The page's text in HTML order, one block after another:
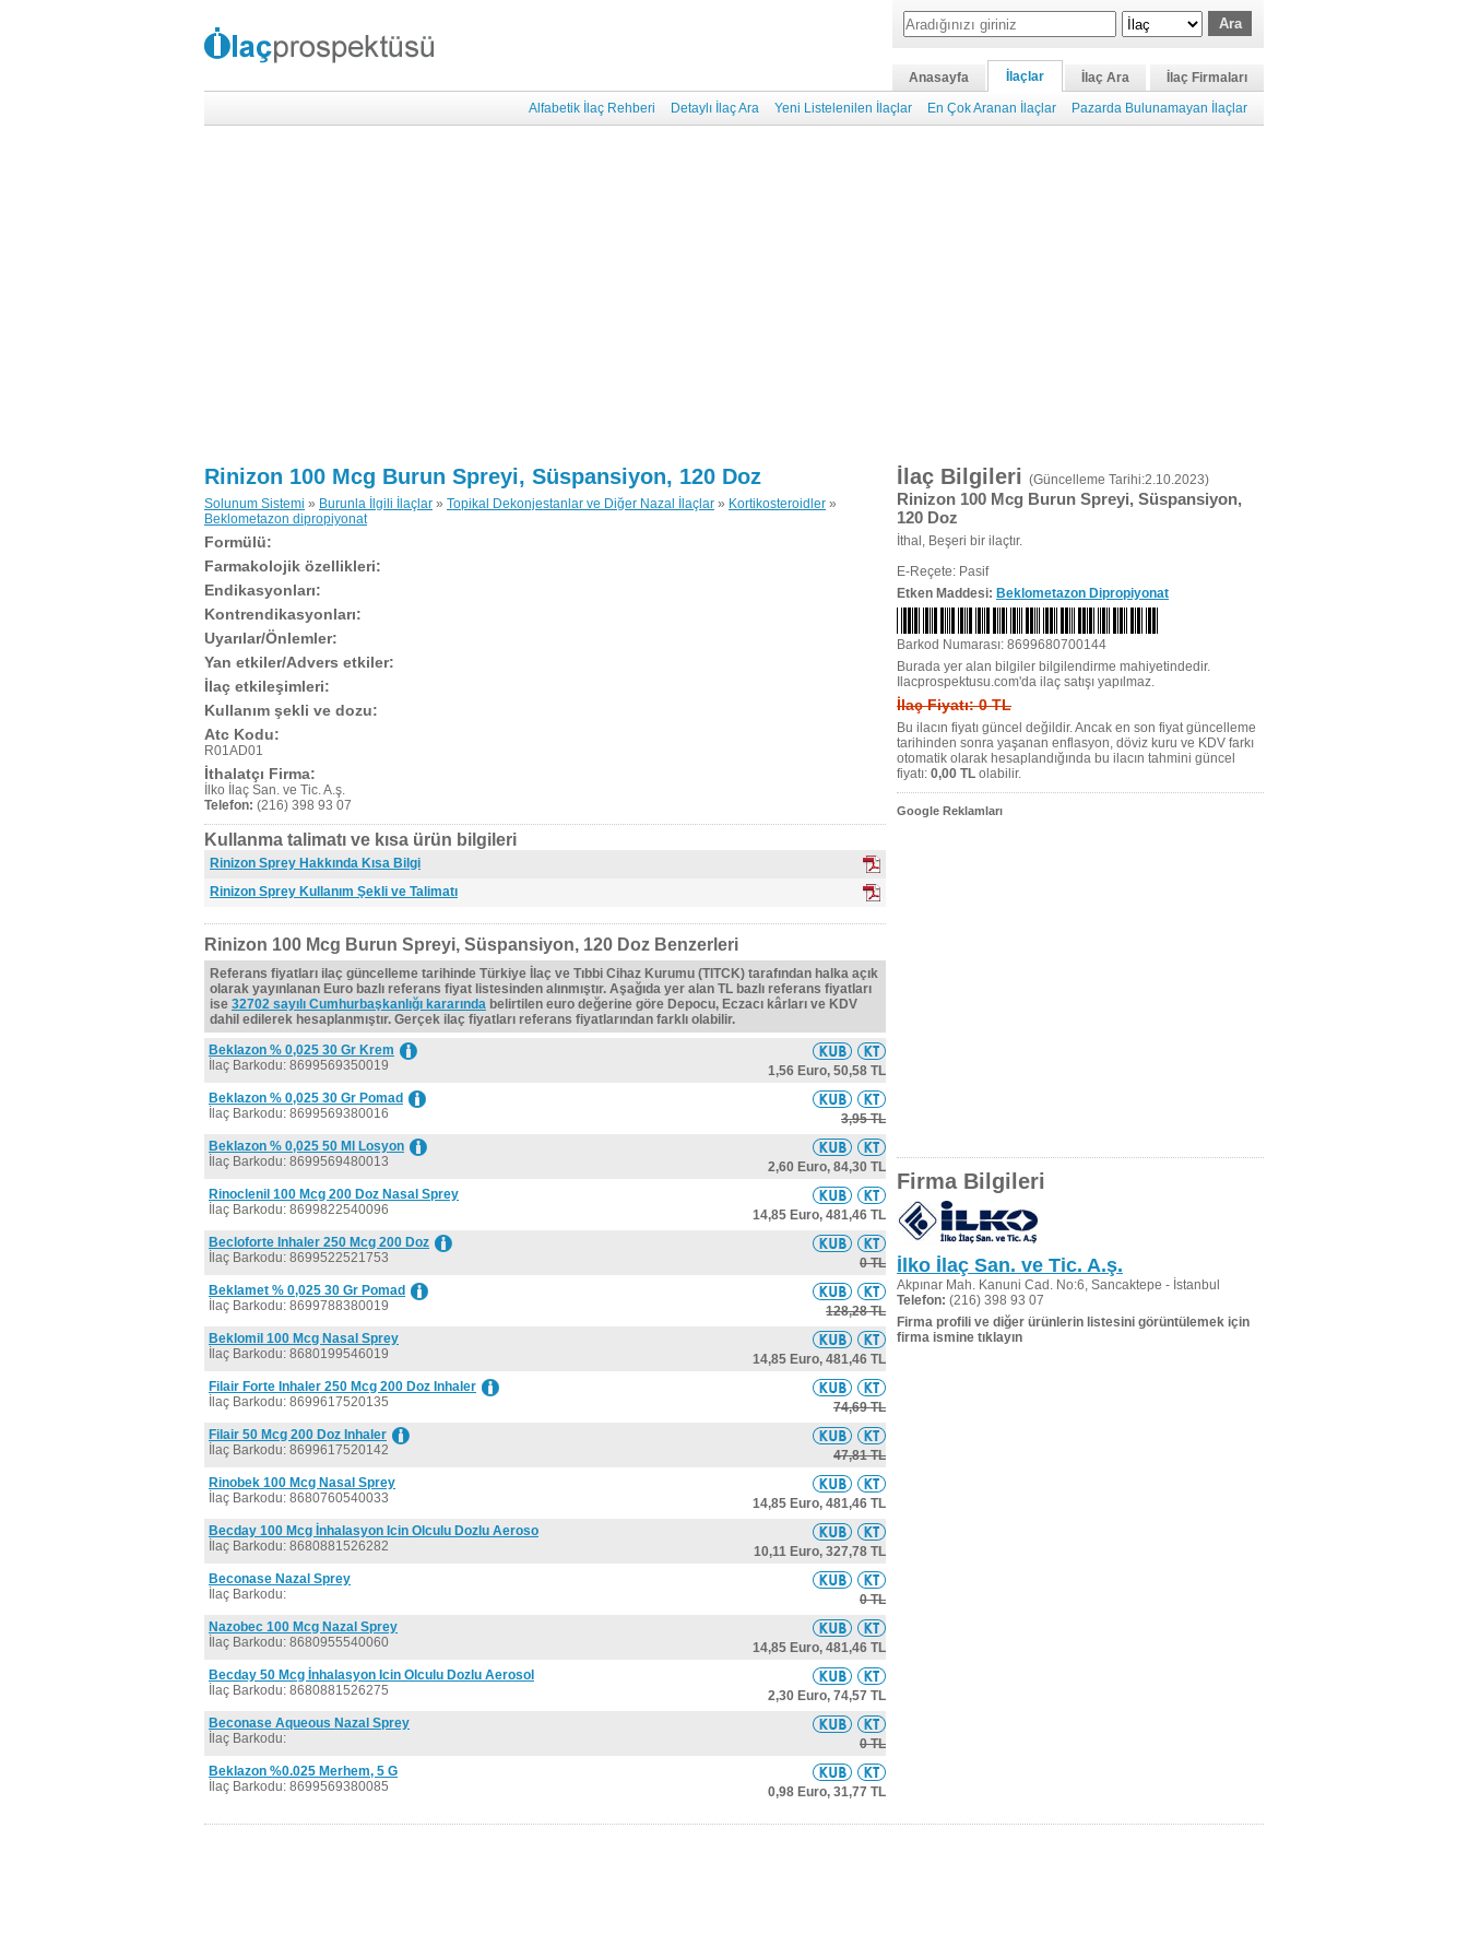
Anasayfa İlaçlar İlaç Ara
İlaç Firmaları
Alfabetik İlaç Rehberi
Detaylı İlaç Ara Yeni Listelenilen İlaçlar En Çok Aranan İlaçlar Pazarda Bulunamayan İlaçlar
Rinizon 100 Mcg Burun Spreyi, Süspansiyon, 120 Doz
Solunum Sistemi » Burunla İlgili İlaçlar » Topikal Dekonjestanlar ve Diğer Nazal İlaçlar » Kortikosteroidler »
Beklometazon dipropiyonat
Formülü:
Farmakolojik özellikleri:
Endikasyonları:
Kontrendikasyonları:
Uyarılar/Önlemler:
Yan etkiler/Advers etkiler:
İlaç etkileşimleri:
Kullanım şekli ve dozu:
Atc Kodu:
R01AD01
İthalatçı Firma:
İlko İlaç San. ve Tic. A.ş.
Telefon: (216) 398 93 07
Kullanma talimatı ve kısa ürün bilgileri
Rinizon Sprey Hakkında Kısa Bilgi
Rinizon Sprey Kullanım Şekli ve Talimatı
Rinizon 100 Mcg Burun Spreyi, Süspansiyon, 120 Doz Benzerleri
Referans fiyatları ilaç güncelleme tarihinde Türkiye İlaç ve Tıbbi Cihaz Kurumu (TITCK) tarafından halka açık
olarak yayınlanan Euro bazlı referans fiyat listesinden alınmıştır. Aşağıda yer alan TL bazlı referans fiyatları
ise 32702 sayılı Cumhurbaşkanlığı kararında belirtilen euro değerine göre Depocu, Eczacı kârları ve KDV
dahil edilerek hesaplanmıştır. Gerçek ilaç fiyatları referans fiyatlarından farklı olabilir.
Beklazon % 0,025 30 Gr Krem
İlaç Barkodu: 8699569350019
1,56 Euro, 50,58 TL
Beklazon % 0,025 30 Gr Pomad
İlaç Barkodu: 8699569380016
3,95 TL
Beklazon % 0,025 50 Ml Losyon
İlaç Barkodu: 8699569480013
2,60 Euro, 84,30 TL
Rinoclenil 100 Mcg 200 Doz Nasal Sprey
İlaç Barkodu: 8699822540096
14,85 Euro, 481,46 TL
Becloforte Inhaler 250 Mcg 200 Doz
İlaç Barkodu: 8699522521753
0 TL
Beklamet % 0,025 30 Gr Pomad
İlaç Barkodu: 8699788380019
128,28 TL
Beklomil 100 Mcg Nasal Sprey
İlaç Barkodu: 8680199546019
14,85 Euro, 481,46 TL
Filair Forte Inhaler 250 Mcg 200 Doz Inhaler
İlaç Barkodu: 8699617520135
74,69 TL
Filair 50 Mcg 200 Doz Inhaler
İlaç Barkodu: 8699617520142
47,81 TL
Rinobek 100 Mcg Nasal Sprey
İlaç Barkodu: 8680760540033
14,85 Euro, 481,46 TL
Becday 100 Mcg İnhalasyon Icin Olculu Dozlu Aeroso
İlaç Barkodu: 8680881526282
10,11 Euro, 327,78 TL
Beconase Nazal Sprey
İlaç Barkodu:
0 TL
Nazobec 100 Mcg Nazal Sprey
İlaç Barkodu: 8680955540060
14,85 Euro, 481,46 TL
Becday 50 Mcg İnhalasyon Icin Olculu Dozlu Aerosol
İlaç Barkodu: 8680881526275
2,30 Euro, 74,57 TL
Beconase Aqueous Nazal Sprey
İlaç Barkodu:
0 TL
Beklazon %0.025 Merhem, 5 G
İlaç Barkodu: 8699569380085
0,98 Euro, 31,77 TL
İlaç Bilgileri (Güncelleme Tarihi:2.10.2023)
Rinizon 100 Mcg Burun Spreyi, Süspansiyon,
120 Doz
İthal, Beşeri bir ilaçtır.
E-Reçete: Pasif
Etken Maddesi: Beklometazon Dipropiyonat
Barkod Numarası: 8699680700144
Burada yer alan bilgiler bilgilendirme mahiyetindedir.
Ilacprospektusu.com'da ilaç satışı yapılmaz.
İlaç Fiyatı: 0 TL
Bu ilacın fiyatı güncel değildir. Ancak en son fiyat güncelleme
tarihinden sonra yaşanan enflasyon, döviz kuru ve KDV farkı
otomatik olarak hesaplandığında bu ilacın tahmini güncel
fiyatı: 0,00 TL olabilir.
Google Reklamları
Firma Bilgileri
İlko İlaç San. ve Tic. A.ş.
Akpınar Mah. Kanuni Cad. No:6, Sancaktepe - İstanbul
Telefon: (216) 398 93 07
Firma profili ve diğer ürünlerin listesini görüntülemek için
firma ismine tıklayın